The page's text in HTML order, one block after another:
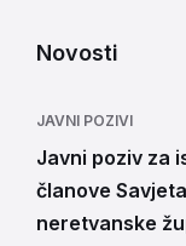
Novosti
JAVNI POZIVI
Javni poziv za
članove
neretvanske